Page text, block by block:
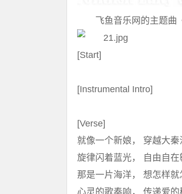
飞鱼音乐网的主题曲
[Start]
[Instrumental Intro]
[Verse]
就像一个新娘， 穿越大秦
旋律闪着蓝光， 自由自在
那是一片海洋， 想怎样就
心灵的歌奏响， 传递爱的